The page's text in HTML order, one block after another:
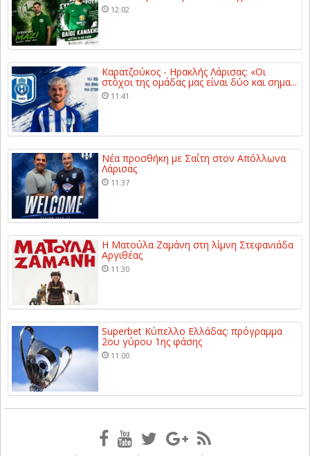
12:02
Καρατζούκος - Ηρακλής Λάρισας: «Οι
στόχοι της ομάδας μας είναι δύο και σημα...
11:41
Νέα προσθήκη με Σαΐτη στον Απόλλωνα
Λάρισας
11:37
Η Ματούλα Ζαμάνη στη λίμνη Στεφανιάδα
Αργιθέας
11:30
Superbet Κύπελλο Ελλάδας: πρόγραμμα
2ου γύρου 1ης φάσης
11:00